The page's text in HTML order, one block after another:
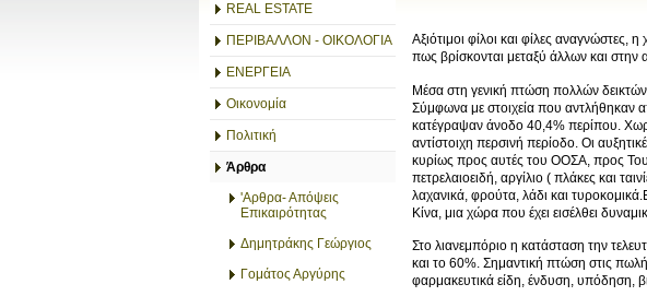
REAL ESTATE
ΠΕΡΙΒΑΛΛΟΝ - ΟΙΚΟΛΟΓΙΑ
ΕΝΕΡΓΕΙΑ
Οικονομία
Πολιτική
Άρθρα
'Αρθρα- Απόψεις
Επικαιρότητας
Δημητράκης Γεώργιος
Γομάτος Αργύρης
Αξιότιμοι φίλοι και φίλες αναγνώστες,
πως βρίσκονται μεταξύ άλλων και
Μέσα στη γενική πτώση πολλών
Σύμφωνα με στοιχεία που αντλήθηκαν
κατέγραψαν άνοδο 40,4% περίπου.
αντίστοιχη περσινή περίοδο. Οι
κυρίως προς αυτές του ΟΟΣΑ, προς
πετρελαιοειδή, αργίλιο ( πλάκες και
λαχανικά, φρούτα, λάδι και
Κίνα, μια χώρα που έχει εισέλθει
Στο λιανεμπόριο η κατάσταση την
και το 60%. Σημαντική πτώση στις
φαρμακευτικά είδη, ένδυση, υπόδηση,